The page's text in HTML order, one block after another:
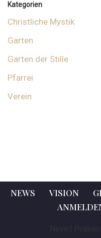
Kategorien
Christliche Mystik
Garten
Garten der Stille
Pfarrei
Verein
NEWS VISION